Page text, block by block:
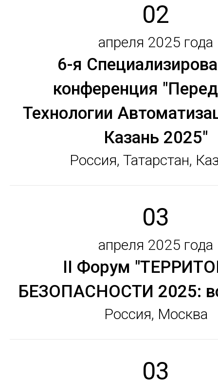
02
апреля 2025 года
6-я
конференция
Технологии
Казань 2025"
Россия, Татарстан,
03
апреля 2025 года
II Форум
БЕЗОПАСНОСТИ 2025:
Россия, Москва
03